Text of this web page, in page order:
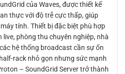
của Waves, được thiết kế
thực với độ trễ cực thấp, giúp
tính. Thiết bị đặc biệt phù hợp
phòng thu chuyên nghiệp, nhà
hệ thống broadcast cần sự ổn
rack nhỏ gọn nhưng sức mạnh
– SoundGrid Server trở thành